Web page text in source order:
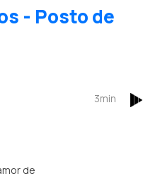
- Posto de
de
3min